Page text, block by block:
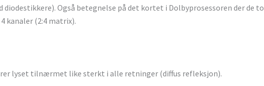
Også betegnelse på det kortet i Dolbyprosessoren der de to
kanaler (2:4 matrix).
lyset tilnærmet like sterkt i alle retninger (diffus refleksjon).